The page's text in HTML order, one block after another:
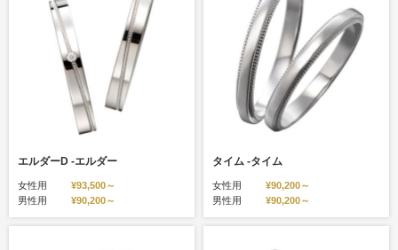
エルダーD -エルダー
女性用
¥93,500～
男性用
¥90,200～
タイム -タイム
女性用
¥90,200～
男性用
¥90,200～